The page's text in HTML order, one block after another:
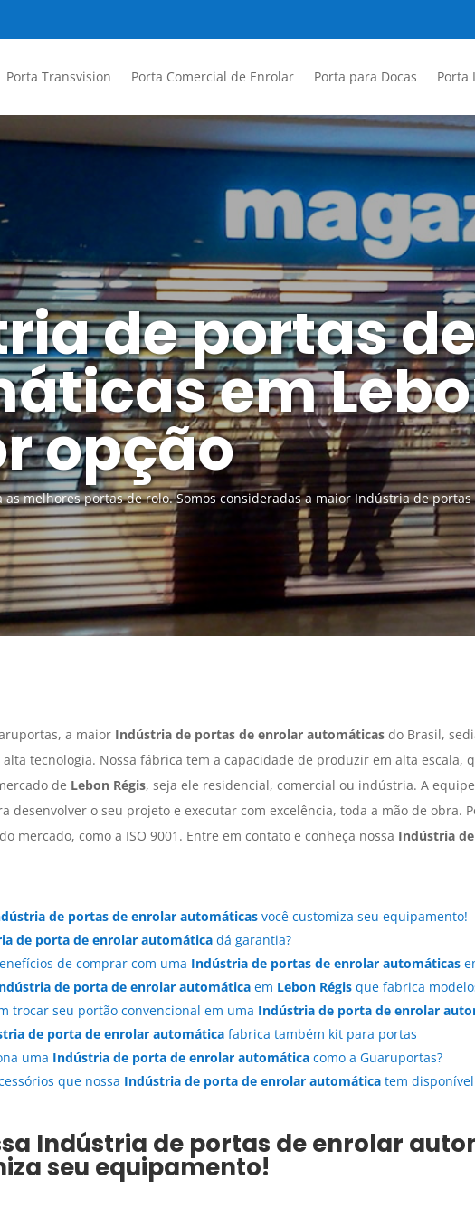
Porta Transvision Porta Comercial de Enrolar Porta para Docas Porta
de portas
em
opção
as melhores portas de rolo. Somos consideradas a maior Indústria de
a maior Indústria de portas de enrolar automáticasdo Brasil,
tecnologia. Nossa fábrica tem a capacidade de produzir em alta escala,
de Lebon Régis, seja ele residencial, comercial ou indústria. A
desenvolver o seu projeto e executar com excelência, toda a mão de obra.
mercado, como a ISO 9001. Entre em contato e conheça nossa Indústria
de portas de enrolar automáticasvocê customiza seu equipamento!
de porta de enrolar automáticadá garantia?
de comprar com uma Indústria de portas de enrolar automáticas
de porta de enrolar automáticaem Lebon Régisque fabrica
trocar seu portão convencional em uma Indústria de porta de enrolar
de porta de enrolar automáticafabrica também kit para portas
uma Indústria de porta de enrolar automáticacomo a Guaruportas?
que nossa Indústria de porta de enrolar automáticatem
Indústria de portas de enrolar
seu equipamento!